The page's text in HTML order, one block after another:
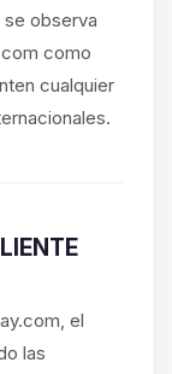
observa
como
cualquier
el
las